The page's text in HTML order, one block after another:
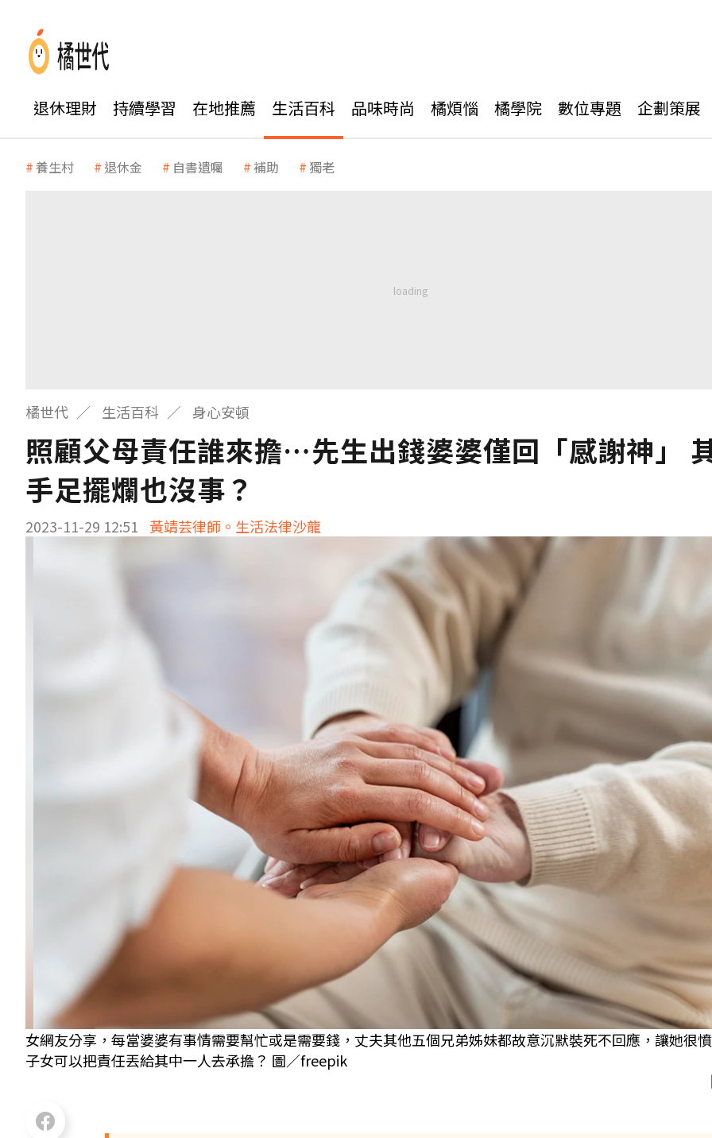
退休理財 持續學習 在地推薦 生活百科 品味時尚 橘煩惱 橘學院 數位專題 企劃策展
養生村 退休金 自書遺囑 補助 獨老
橘世代 生活百科 身心安頓
照顧父母責任誰來擔…先生出錢婆婆僅回「感謝神」
手足擺爛也沒事？
2023-11-29 12:51 黃靖芸律師。生活法律沙龍
女網友分享，每當婆婆有事情需要幫忙或是需要錢，丈夫其他五個兄弟姊妹都故意沉默裝死不回應，讓她很
子女可以把責任丟給其中一人去承擔？ 圖／freepik